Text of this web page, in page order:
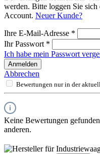
werden. Bitte loggen Sie sich
Account. Neuer Kunde?
Ihre E-Mail-Adresse *
Ihr Passwort *
Ich habe mein Passwort
Anmelden
Abbrechen
Bewertungen nur in der
Keine Bewertungen
anderen.